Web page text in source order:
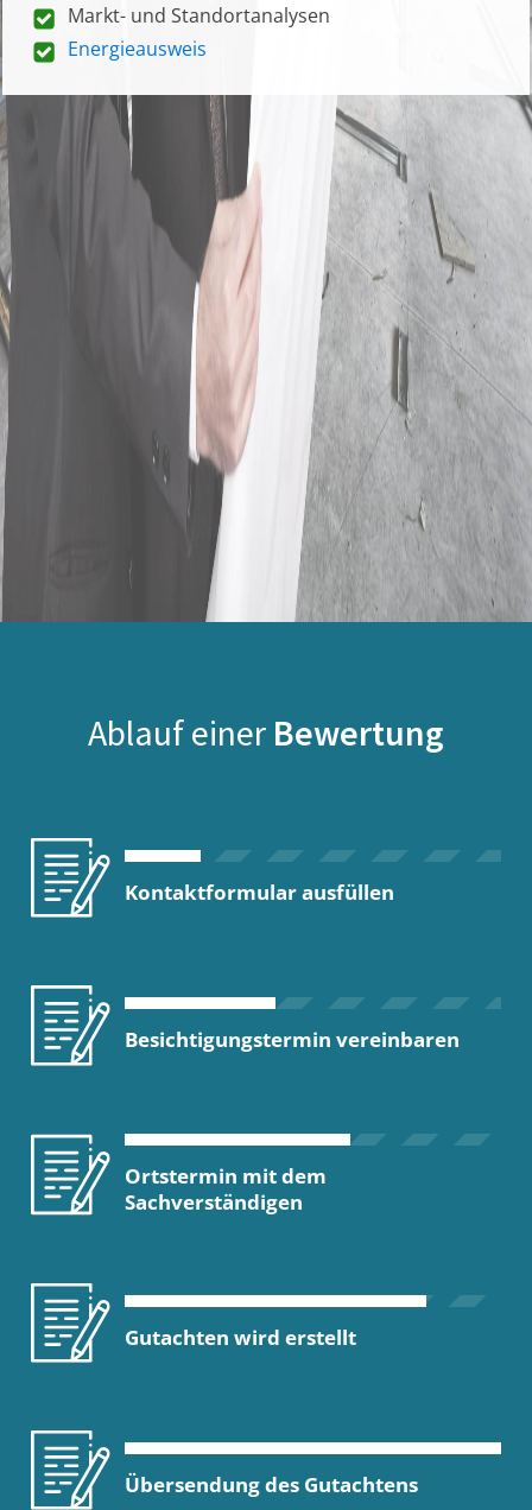
Markt- und Standortanalysen
Energieausweis
Ablauf einer Bewertung
Kontaktformular ausfüllen
Besichtigungstermin vereinbaren
Ortstermin mit dem
Sachverständigen
Gutachten wird erstellt
Übersendung des Gutachtens